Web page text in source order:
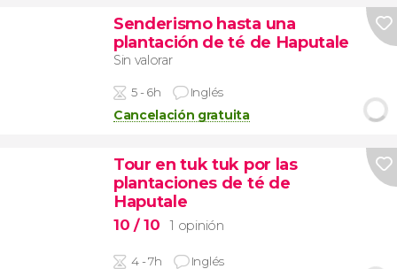
Senderismo hasta una
plantación de té de Haputale
Sin valorar
5 - 6h Inglés
Cancelación gratuita
Tour en tuk tuk por las
plantaciones de té de
Haputale
10 / 10 1 opinión
4 - 7h Inglés